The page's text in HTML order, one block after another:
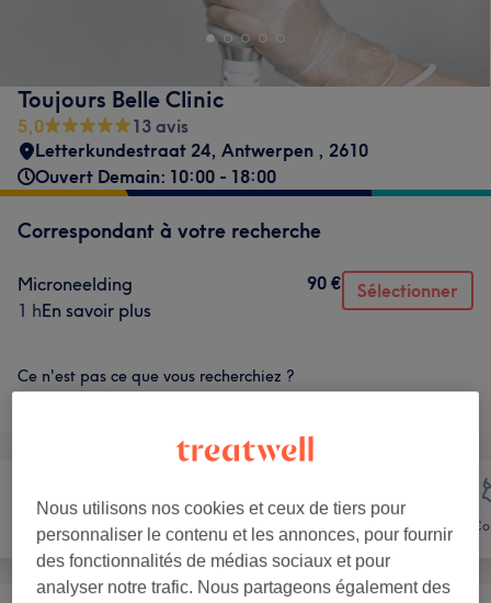
Toujours Belle Clinic
5,0
13 avis
Letterkundestraat 24, Antwerpen , 2610
Ouvert Demain: 10:00 - 18:00
Correspondant à votre recherche
Microneelding
1 hEn savoir plus
90 € Sélectionner
Ce n'est pas ce que vous recherchiez ?
Parcourir les services
Épilation
Nous utilisons nos cookies et ceux de tiers pour
personnaliser le contenu et les annonces, pour fournir
des fonctionnalités de médias sociaux et pour
analyser notre trafic. Nous partageons également des